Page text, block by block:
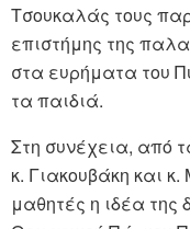
Τσουκαλάς τους
επιστήμης της
στα ευρήματα του
τα παιδιά.
Στη συνέχεια, από
κ. Γιακουβάκη και
μαθητές η ιδέα της